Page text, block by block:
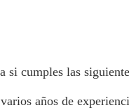
si cumples las
años de